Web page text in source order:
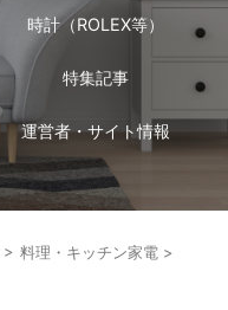
時計（ROLEX等）
特集記事
運営者・サイト情報
> 料理・キッチン家電 >